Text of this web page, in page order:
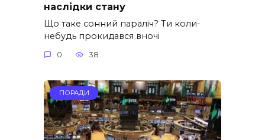
наслідки стану
Що таке сонний параліч? Ти коли-
небудь прокидався вночі
0 38
ПОРАДИ